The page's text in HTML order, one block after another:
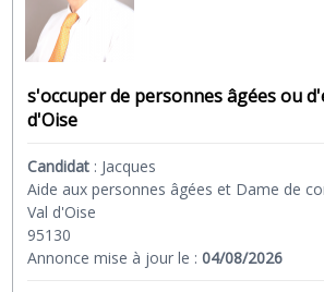
s'occuper de personnes âgées ou
d'Oise
Candidat : Jacques
Aide aux personnes âgées et Dame de
Val d'Oise
95130
Annonce mise à jour le :04/08/2026